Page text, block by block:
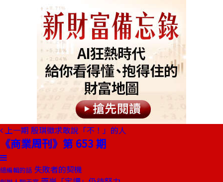
上一期 殷琪徵求敢說「不！」的人
《商業周刊》第 653 期
總編輯的話 失敗者的契機